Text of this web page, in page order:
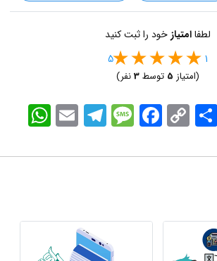
لطفاامتیاز خود را ثبت کنید
1
5
(امتیاز 5 توسط3نفر)
WhatsApp EmailTelegramMessageFacebook Copy
Link
اشتراک